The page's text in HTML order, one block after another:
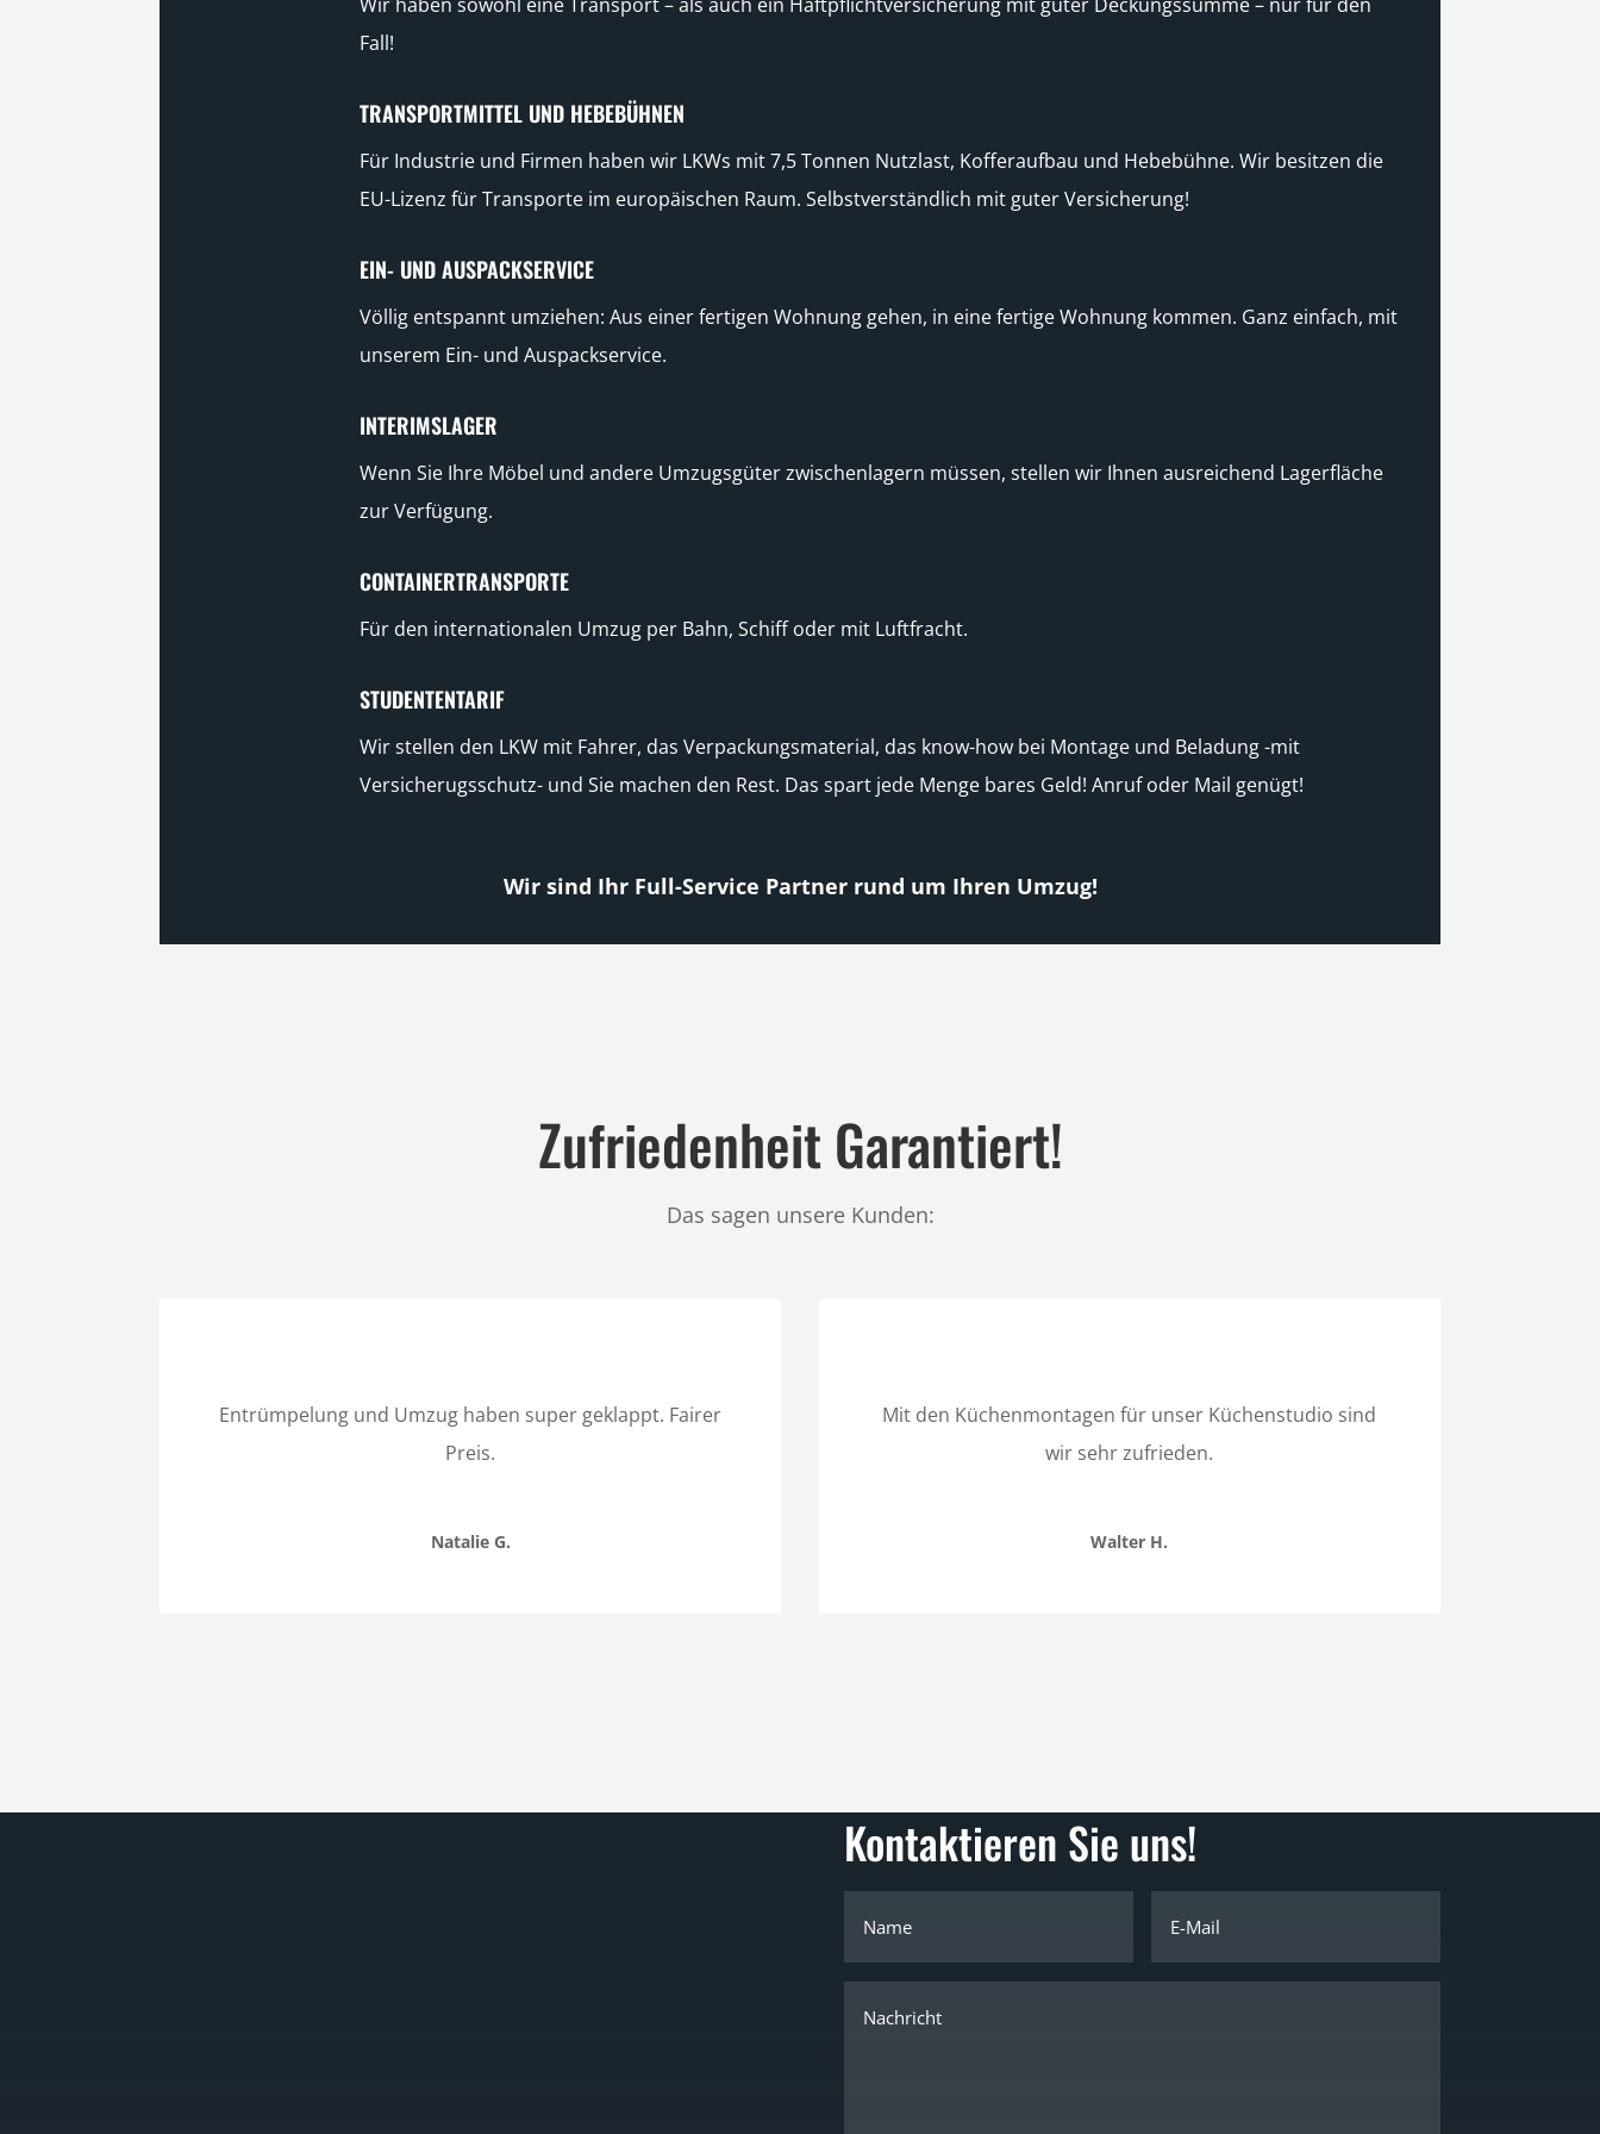
Fall!
TRANSPORTMITTEL UND HEBEBÜHNEN
Für Industrie und Firmen haben wir LKWs mit 7,5 Tonnen Nutzlast, Kofferaufbau und Hebebühne. Wir besitzen die
EU-Lizenz für Transporte im europäischen Raum. Selbstverständlich mit guter Versicherung!
EIN- UND AUSPACKSERVICE
Völlig entspannt umziehen: Aus einer fertigen Wohnung gehen, in eine fertige Wohnung kommen. Ganz einfach, mit
unserem Ein- und Auspackservice.
INTERIMSLAGER
Wenn Sie Ihre Möbel und andere Umzugsgüter zwischenlagern müssen, stellen wir Ihnen ausreichend Lagerfläche
zur Verfügung.
CONTAINERTRANSPORTE
Für den internationalen Umzug per Bahn, Schiff oder mit Luftfracht.
STUDENTENTARIF
Wir stellen den LKW mit Fahrer, das Verpackungsmaterial, das know-how bei Montage und Beladung -mit
Versicherugsschutz- und Sie machen den Rest. Das spart jede Menge bares Geld! Anruf oder Mail genügt!
Wir sind Ihr Full-Service Partner rund um Ihren Umzug!
Zufriedenheit Garantiert!
Das sagen unsere Kunden:
Entrümpelung und Umzug haben super geklappt. Fairer
Preis.
Natalie G.
Mit den Küchenmontagen für unser Küchenstudio sind
wir sehr zufrieden.
Walter H.
Kontaktieren Sie uns!